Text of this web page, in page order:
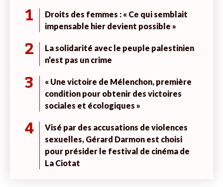
1
Droits des femmes : « Ce qui semblait
impensable hier devient possible »
2
La solidarité avec le peuple palestinien
n’est pas un crime
3
« Une victoire de Mélenchon, première
condition pour obtenir des victoires
sociales et écologiques »
4
Visé par des accusations de violences
sexuelles, Gérard Darmon est choisi
pour présider le festival de cinéma de
La Ciotat